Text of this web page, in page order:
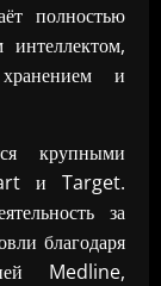
полностью
и
крупными
и Target.
за
благодаря
Medline,